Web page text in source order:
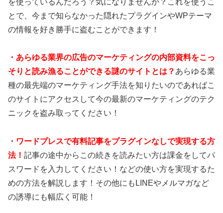
とで、今まで知らなかった隠れたプラグインやWPテーマ
の情報を好き勝手に盗むことができます！
・あらゆる業界の広告のマーケティングの内部資料をこっ
そりと読み漁ることができる謎のサイトとは？ あらゆる業
種の最先端のマーケティング手法を知りたいのであればこ
のサイトにアクセスして今の最新のマーケティングのテク
ニックを盗み取ってください！
・ワードプレスで有料記事をプラグインなしで実現する方
法！ 記事の途中からこの続きを読みたい方は課金をしてパ
スワードを入力してください！などの使い方を実現するた
めの方法を解説します！その他にもLINEやメルマガなど
の誘導にも幅広く可能！